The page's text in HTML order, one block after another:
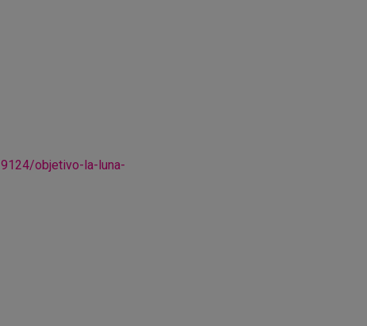
objetivo-la-luna-